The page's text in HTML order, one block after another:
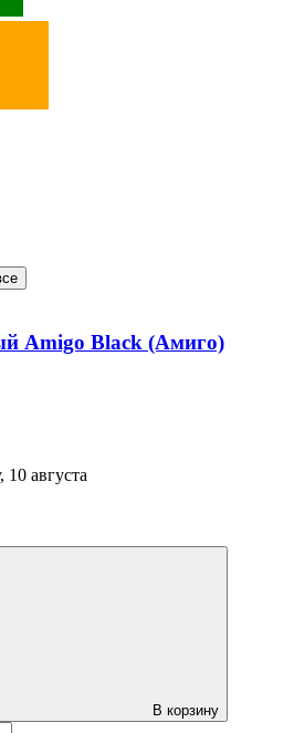
Amigo Black (Амиго)
10 августа
В корзину